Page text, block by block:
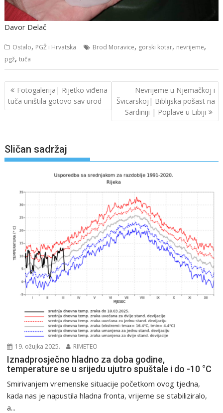
Davor Delač
Ostalo, PGŽ i Hrvatska Brod Moravice, gorski kotar, nevrijeme,
pgž,tuča
Navigacija
objava
Fotogalerija| Rijetko viđena
tuča uništila gotovo sav urod
Nevrijeme u Njemačkoj i
Švicarskoj| Biblijska pošast na
Sardiniji | Poplave u Libiji
Sličan sadržaj
19. ožujka 2025. RIMETEO
Iznadprosječno hladno za doba godine,
temperature se u srijedu ujutro spuštale i do -10 °C
Smirivanjem vremenske situacije početkom ovog tjedna,
kada nas je napustila hladna fronta, vrijeme se stabiliziralo,
a...